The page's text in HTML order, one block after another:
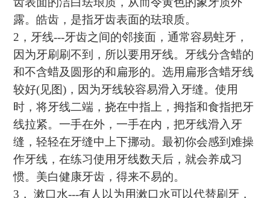
露。皓齿，是指牙齿表面的珐琅质。
2 ，牙线---牙齿之间的邻接面，通常容易蛀牙，
因为牙刷刷不到，所以要用牙线。牙线分含蜡的
和不含蜡及圆形的和扁形的。选用扁形含蜡牙线
较好(见图) ，因为牙线较容易滑入牙缝。使用
时，将牙线二端，挠在中指上，拇指和食指把牙
线拉紧。一手在外，一手在内，把牙线滑入牙
缝，轻轻在牙缝中上下挪动。最初你会感到难操
作牙线，在练习使用牙线数天后，就会养成习
惯。美白健康牙齿，得来不易的。
3 ， 漱口水---有人以为用漱口水可以代替刷牙，